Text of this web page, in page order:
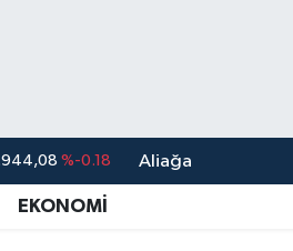
47,7436 %0.18
55,2510 %0.32
Aliağa
EKONOMİ